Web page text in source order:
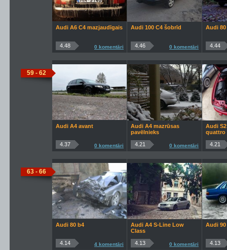
Audi A6 C4 mazjaudīgais
4.48 0 komentāri
Audi 100 C4 šobrīd
4.46 0 komentāri
Audi 80
4.44
59 - 62
Audi A4 avant
4.37 0 komentāri
Audi A4 mazrūsas
pavēlnieks
4.21
0 komentāri
Audi
quattro
4.21
63 - 66
Audi 80 b4
4.14 4 komentāri
Audi A4 S-Line Low
Class
4.13
0 komentāri
Audi 90
4.13